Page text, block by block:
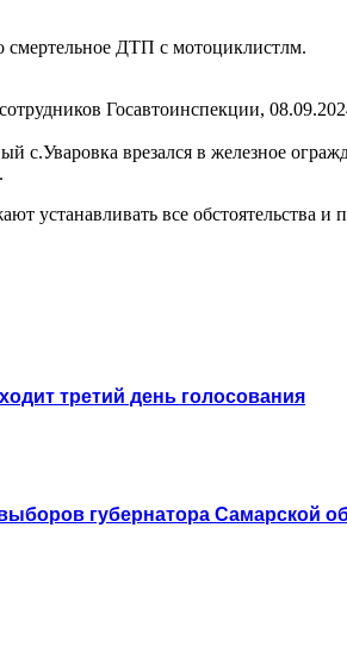
ДТП с мотоциклистлм.
Госавтоинспекции,
с.Уваровка врезался в железное
устанавливать все обстоятельства и
третий день голосования
губернатора Самарской